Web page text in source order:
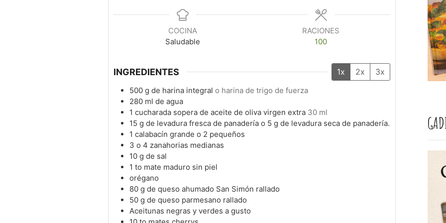
COCINA
Saludable
RACIONES
100
INGREDIENTES 1x 2x 3x
500 g de harina integral o harina de trigo de fuerza
280 ml de agua
1 cucharada sopera de aceite de oliva virgen extra 30 ml
15 g de levadura fresca de panadería o 5 g de levadura seca de panadería.
1 calabacín grande o 2 pequeños
3 o 4 zanahorias medianas
10 g de sal
1 to mate maduro sin piel
orégano
80 g de queso ahumado San Simón rallado
50 g de queso parmesano rallado
Aceitunas negras y verdes a gusto